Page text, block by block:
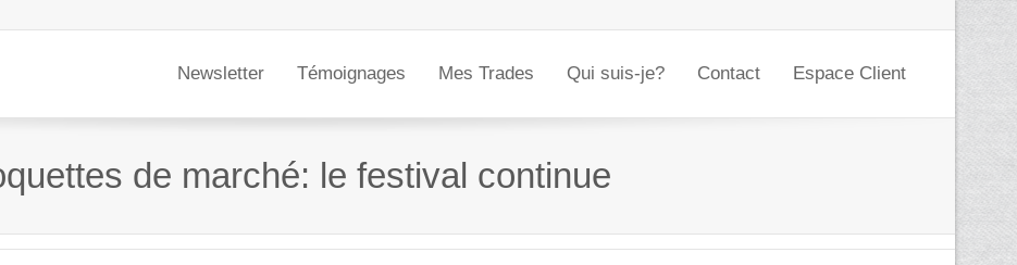
Newsletter Témoignages Mes Trades Qui suis-je? Contact Espace Client
de marché: le festival continue